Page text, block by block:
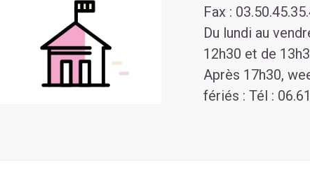
Fax :
Du lundi au
12h30 et de
Après 17h30,
fériés : Tél :